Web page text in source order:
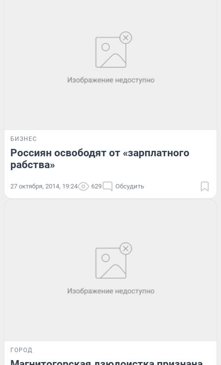
БИЗНЕС
Россиян освободят от «зарплатного
рабства»
27 октября, 2014, 19:24 629 Обсудить
ГОРОД